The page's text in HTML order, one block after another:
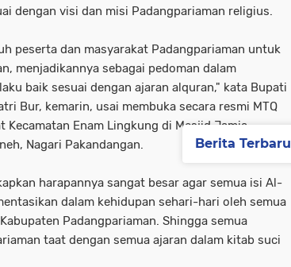
dengan visi dan misi Padangpariaman religius.
peserta dan masyarakat Padangpariaman untuk
menjadikannya sebagai pedoman dalam
baik sesuai dengan ajaran alquran," kata Bupati
Bur, kemarin, usai membuka secara resmi MTQ
Enam Lingkung di Mesjid Jamia ,
Nagari Pakandangan.
harapannya sangat besar agar semua isi Al-
dalam kehidupan sehari-hari oleh semua
Padangpariaman. Shingga semua
taat dengan semua ajaran dalam kitab suci
Berita Terbaru